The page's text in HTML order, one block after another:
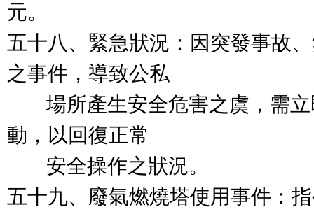
元。
五十八、緊急狀況：因突發事故
之事件，導致公私
場所產生安全危害之虞，需立
動，以回復正常
安全操作之狀況。
五十九、廢氣燃燒塔使用事件：